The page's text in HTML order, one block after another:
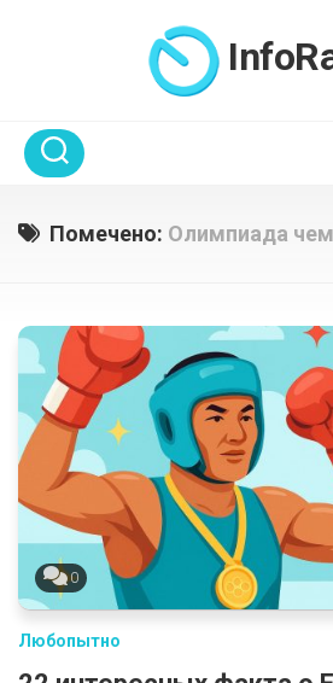
Помечено: Олимпиада
0
Любопытно